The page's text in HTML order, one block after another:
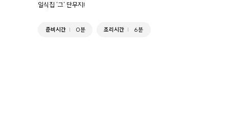
일식집 '그' 단무지!
준비시간 0분 조리시간 6분